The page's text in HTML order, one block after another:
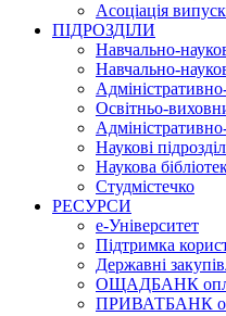
Асоціація
ПІДРОЗДІЛИ
Навчально-
Навчально-
Освітньо-
Наукові
Наукова
Студмістечко
РЕСУРСИ
е-Університет
Підтримка
Державні
ОЩАДБАНК
ПРИВАТБАНК